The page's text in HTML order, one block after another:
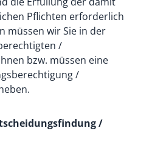
Pflichten erforderlich
müssen wir Sie in der
/
bzw. müssen eine
/
/